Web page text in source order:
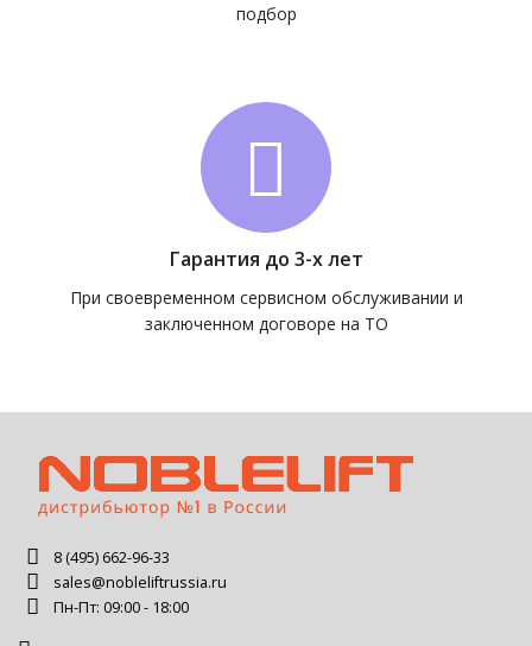
подбор
Гарантия до 3-х лет
При своевременном сервисном обслуживании и
заключенном договоре на ТО
8 (495) 662-96-33
sales@nobleliftrussia.ru
Пн-Пт: 09:00 - 18:00